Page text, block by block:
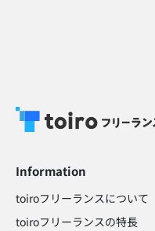
Information
toiroフリーランスについて
toiroフリーランスの特長